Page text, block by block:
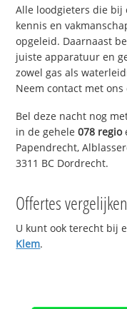
Alle loodgieters die
kennis en
opgeleid. Daarnaast
juiste apparatuur en
zowel gas als
Neem contact met
Bel deze nacht nog
in de gehele078 regio
Papendrecht,
3311 BC Dordrecht.
Offertes
U kunt ook terecht bij
Klem.